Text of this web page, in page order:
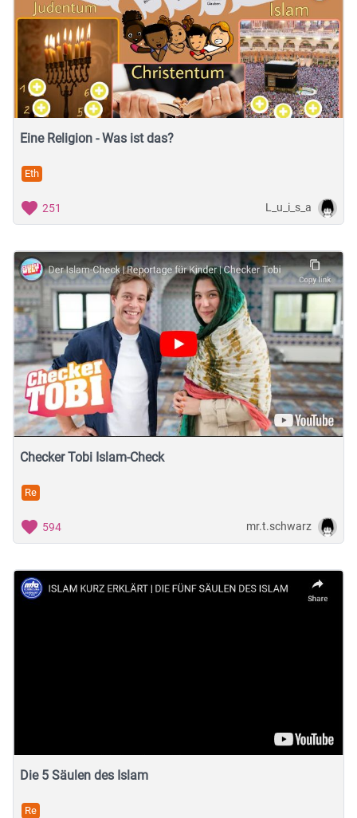
Eine Religion - Was ist das?
Eth
251 L_u_i_s_a
Checker Tobi Islam-Check
Re
594 mr.t.schwarz
Die 5 Säulen des Islam
Re